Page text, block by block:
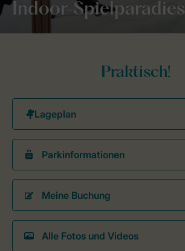
Indoor-Spielparadies
Praktisch!
Parkinformationen
Meine Buchung
Alle Fotos und Videos